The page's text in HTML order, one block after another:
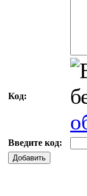
Код:
Введите код:
Добавить